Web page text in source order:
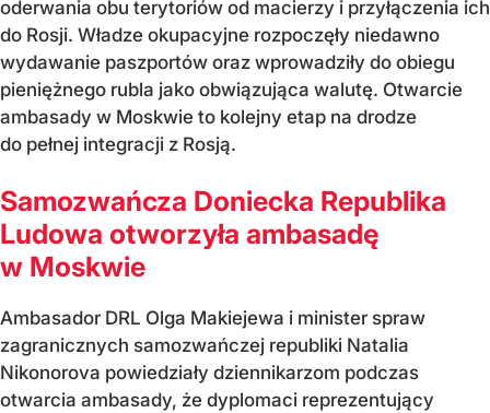
oderwania obu terytoriów od macierzy i przyłączenia ich
do Rosji. Władze okupacyjne rozpoczęły niedawno
wydawanie paszportów oraz wprowadziły do obiegu
pieniężnego rubla jako obwiązująca walutę. Otwarcie
ambasady w Moskwie to kolejny etap na drodze
do pełnej integracji z Rosją.
Samozwańcza Doniecka Republika
Ludowa otworzyła ambasadę
w Moskwie
Ambasador DRL Olga Makiejewa i minister spraw
zagranicznych samozwańczej republiki Natalia
Nikonorova powiedziały dziennikarzom podczas
otwarcia ambasady, że dyplomaci reprezentujący